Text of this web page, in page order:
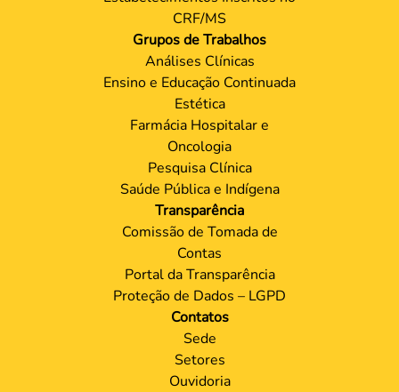
CRF/MS
Grupos de Trabalhos
Análises Clínicas
Ensino e Educação Continuada
Estética
Farmácia Hospitalar e
Oncologia
Pesquisa Clínica
Saúde Pública e Indígena
Transparência
Comissão de Tomada de
Contas
Portal da Transparência
Proteção de Dados – LGPD
Contatos
Sede
Setores
Ouvidoria